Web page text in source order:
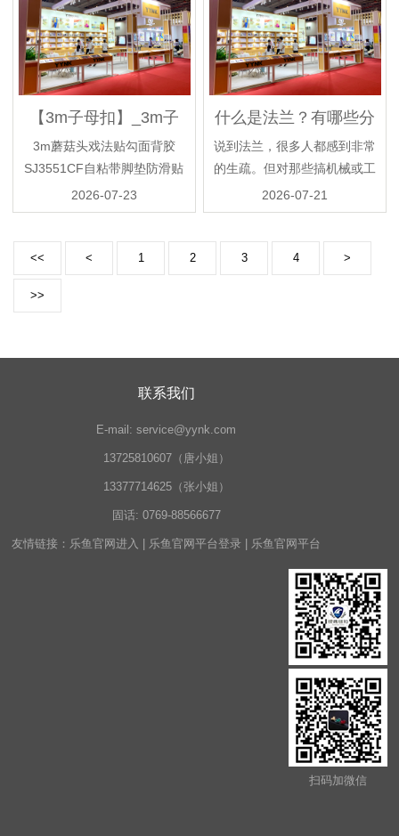
【3m子母扣】_3m子
母扣价格图片品牌_批
发厂家 - 阿里巴巴
3m蘑菇头戏法贴勾面背胶
SJ3551CF自粘带脚垫防滑贴
子母扣蘑菇搭扣 3M戏法贴
SJ...
2026-07-23
什么是法兰？有哪些分
类？怎么衔接？一文给
你讲清楚
说到法兰，很多人都感到非常
的生疏。但对那些搞机械或工
程装置的小伙伴们，就应该很
熟悉。法兰又名凸缘...
2026-07-21
<< < 1 2 3 4 >
>>
联系我们
E-mail:service@yynk.com
13725810607（唐小姐）
13377714625（张小姐）
固话: 0769-88566677
友情链接： 乐鱼官网进入 乐鱼官网平台登录 乐鱼官网平台
扫码加微信